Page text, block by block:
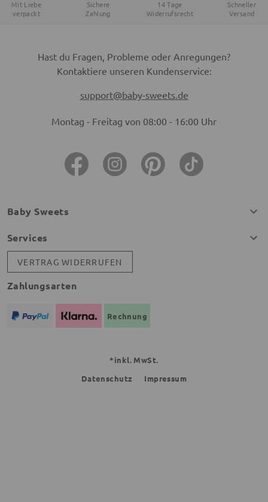
Mit Liebe
verpackt
Sichere
Zahlung
14 Tage
Widerrufsrecht
Schneller
Versand
Hast du Fragen, Probleme oder Anregungen?
Kontaktiere unseren Kundenservice:
support@baby-sweets.de
Montag - Freitag von 08:00 - 16:00 Uhr
Baby Sweets
Services
VERTRAG WIDERRUFEN
Zahlungsarten
Rechnung
*inkl. MwSt.
Datenschutz
Impressum